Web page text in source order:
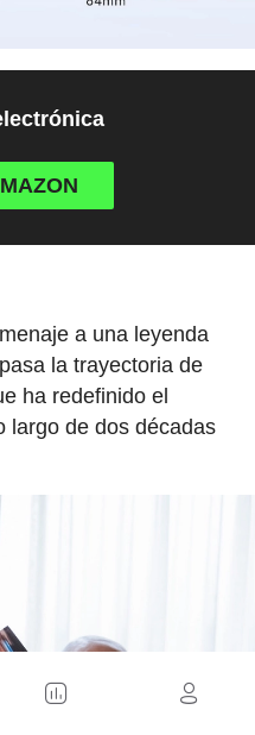
a una leyenda
la trayectoria de
ha redefinido el
largo de dos décadas